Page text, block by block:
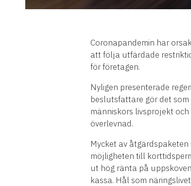
Coronapandemin har
att följa utfärdade
för företagen.
Nyligen presenterade
beslutsfattare gör det
människors livsprojekt
överlevnad.
Mycket av
möjligheten till
ut hög ränta på
kassa. Hål som